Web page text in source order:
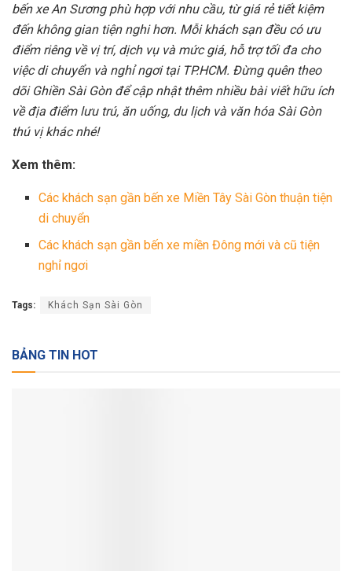
bến xe An Sương phù hợp với nhu cầu, từ giá rẻ tiết kiệm
đến không gian tiện nghi hơn. Mỗi khách sạn đều có ưu
điểm riêng về vị trí, dịch vụ và mức giá, hỗ trợ tối đa cho
việc di chuyển và nghỉ ngơi tại TP.HCM. Đừng quên theo
dõi Ghiền Sài Gòn để cập nhật thêm nhiều bài viết hữu ích
về địa điểm lưu trú, ăn uống, du lịch và văn hóa Sài Gòn
thú vị khác nhé!
Xem thêm:
Các khách sạn gần bến xe Miền Tây Sài Gòn thuận tiện
di chuyển
Các khách sạn gần bến xe miền Đông mới và cũ tiện
nghỉ ngơi
Tags: Khách Sạn Sài Gòn
BẢNG TIN HOT